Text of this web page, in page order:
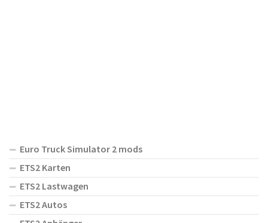
Euro Truck Simulator 2 mods
ETS2 Karten
ETS2 Lastwagen
ETS2 Autos